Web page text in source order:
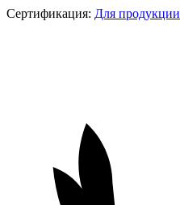
Сертификация: Для продукции